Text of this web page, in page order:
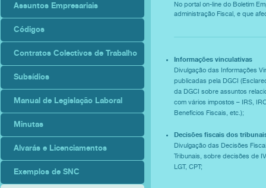
Assuntos Empresariais
Códigos
Contratos Colectivos de Trabalho
Subsídios
Manual de Legislação Laboral
Minutas
Alvarás e Licenciamentos
Exemplos de SNC
No portal on-line do Boletim
administração Fiscal, e que
Informações vinculativas
Divulgação das Informações
publicadas pela DGCI
da DGCI sobre assuntos
com vários impostos – IRS,
Benefícios Fiscais, etc.);
Decisões fiscais dos
Divulgação das Decisões
Tribunais, sobre decisões de
LGT, CPT;